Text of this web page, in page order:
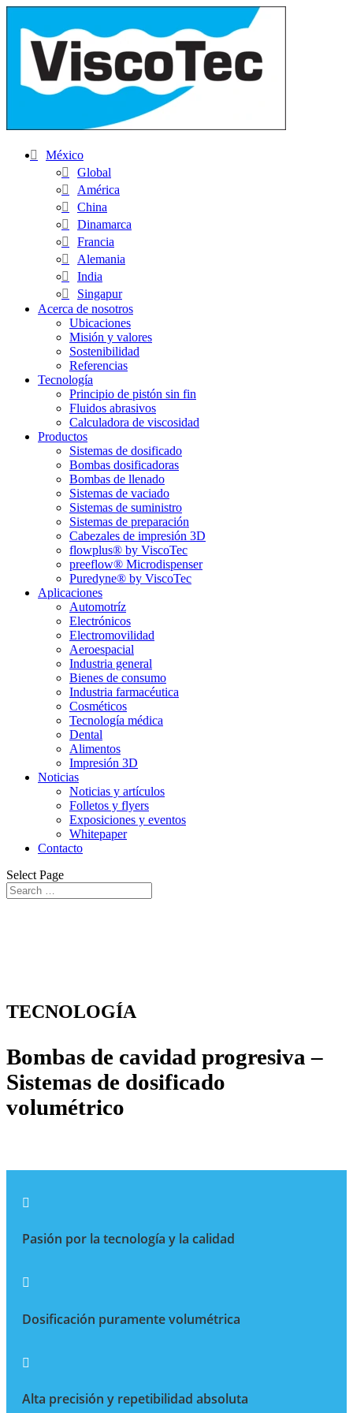
México
Global
América
China
Dinamarca
Francia
Alemania
India
Singapur
Acerca de nosotros
Ubicaciones
Misión y valores
Sostenibilidad
Referencias
Tecnología
Principio de pistón sin fin
Fluidos abrasivos
Calculadora de viscosidad
Productos
Sistemas de dosificado
Bombas dosificadoras
Bombas de llenado
Sistemas de vaciado
Sistemas de suministro
Sistemas de preparación
Cabezales de impresión 3D
flowplus® by ViscoTec
preeflow® Microdispenser
Puredyne® by ViscoTec
Aplicaciones
Automotríz
Electrónicos
Electromovilidad
Aeroespacial
Industria general
Bienes de consumo
Industria farmacéutica
Cosméticos
Tecnología médica
Dental
Alimentos
Impresión 3D
Noticias
Noticias y artículos
Folletos y flyers
Exposiciones y eventos
Whitepaper
Contacto
Select Page
TECNOLOGÍA
Bombas de cavidad progresiva –
Sistemas de dosificado
volumétrico

Pasión por la tecnología y la calidad

Dosificación puramente volumétrica

Alta precisión y repetibilidad absoluta